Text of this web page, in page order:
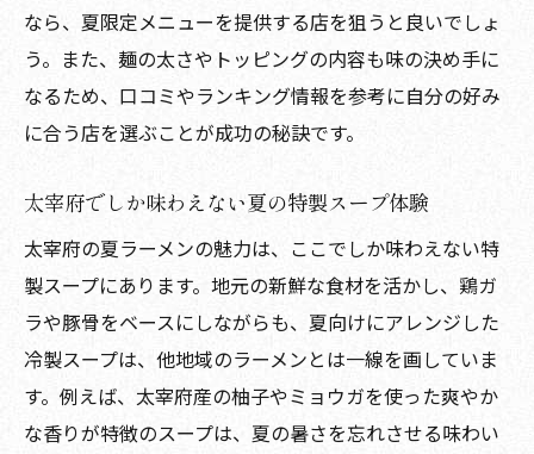
なら、夏限定メニューを提供する店を狙うと良いでしょ
う。また、麺の太さやトッピングの内容も味の決め手に
なるため、口コミやランキング情報を参考に自分の好み
に合う店を選ぶことが成功の秘訣です。
太宰府でしか味わえない夏の特製スープ体験
太宰府の夏ラーメンの魅力は、ここでしか味わえない特
製スープにあります。地元の新鮮な食材を活かし、鶏ガ
ラや豚骨をベースにしながらも、夏向けにアレンジした
冷製スープは、他地域のラーメンとは一線を画していま
す。例えば、太宰府産の柚子やミョウガを使った爽やか
な香りが特徴のスープは、夏の暑さを忘れさせる味わい